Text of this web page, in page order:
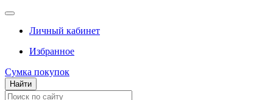
Личный кабинет
Избранное
Сумка покупок
Найти